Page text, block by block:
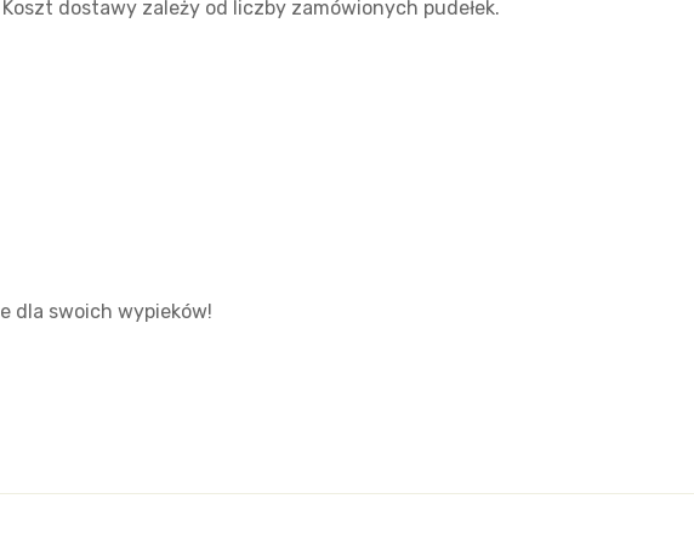
dostawy zależy od liczby zamówionych pudełek.
dla swoich wypieków!